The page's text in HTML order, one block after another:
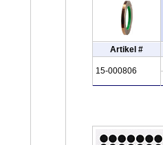
Artikel #
15-000806